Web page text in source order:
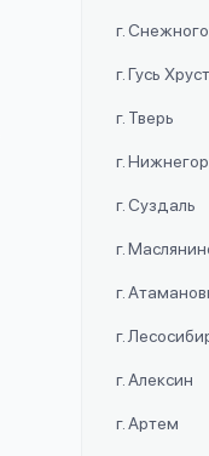
г.
г. Гусь
г. Тверь
г.
г. Суздаль
г.
г.
г.
г. Алексин
г. Артем